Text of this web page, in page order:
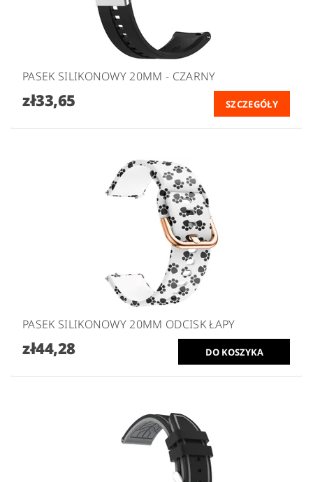
PASEK SILIKONOWY 20MM - CZARNY
zł33,65 SZCZEGÓŁY
PASEK SILIKONOWY 20MM ODCISK ŁAPY
zł44,28